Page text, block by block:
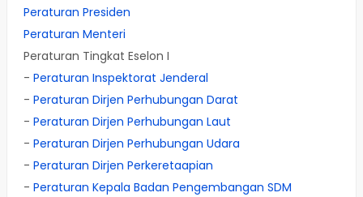
Peraturan Presiden
Peraturan Menteri
Peraturan Tingkat Eselon I
- Peraturan Inspektorat Jenderal
- Peraturan Dirjen Perhubungan Darat
- Peraturan Dirjen Perhubungan Laut
- Peraturan Dirjen Perhubungan Udara
- Peraturan Dirjen Perkeretaapian
- Peraturan Kepala Badan Pengembangan SDM